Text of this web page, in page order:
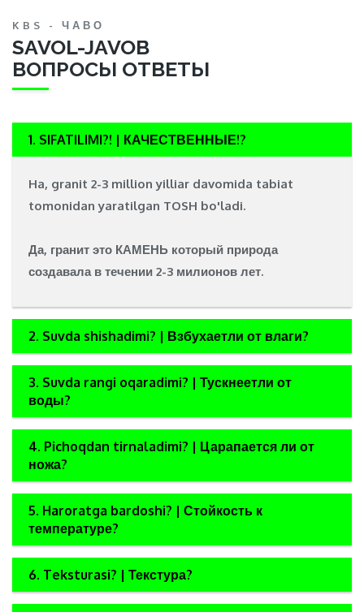
KBS - ЧАВО
SAVOL-JAVOB
ВОПРОСЫ ОТВЕТЫ
1. SIFATILIMI?! | КАЧЕСТВЕННЫЕ!?
Ha, granit 2-3 million yilliar davomida tabiat
tomonidan yaratilgan TOSH bo'ladi.
Да, гранит это КАМЕНЬ который природа
создавала в течении 2-3 милионов лет.
2. Suvda shishadimi? | Взбухаетли от влаги?
3. Suvda rangi oqaradimi? | Тускнеетли от
воды?
4. Pichoqdan tirnaladimi? | Царапается ли от
ножа?
5. Haroratga bardoshi? | Стойкость к
температуре?
6. Teksturasi? | Текстура?